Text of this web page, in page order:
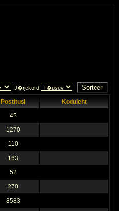
J�rjekord
Postitusi
Koduleht
45
1270
110
163
52
270
8583